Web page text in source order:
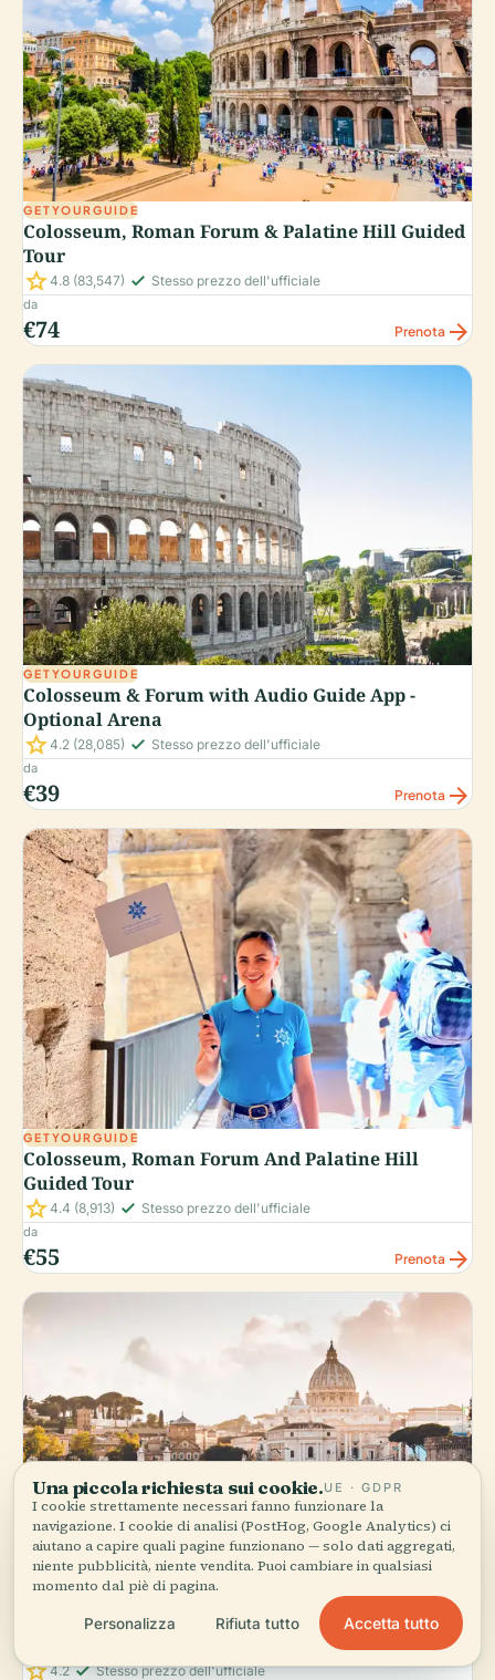
GETYOURGUIDE
Colosseum, Roman Forum & Palatine Hill Guided
Tour
star4.8 (83,547) check_small Stesso prezzo dell'ufficiale
da
€74 Prenota arrow_forward
GETYOURGUIDE
Colosseum & Forum with Audio Guide App -
Optional Arena
star4.2 (28,085) check_small Stesso prezzo dell'ufficiale
da
€39 Prenota arrow_forward
GETYOURGUIDE
Colosseum, Roman Forum And Palatine Hill
Guided Tour
star4.4 (8,913) check_small Stesso prezzo dell'ufficiale
da
€55 Prenota arrow_forward
Vatican Museums, Sistine Chapel Guided & Bus
star4.2check_smallStesso prezzo dell'ufficiale
Una piccola richiesta sui cookie.UE · GDPR
I cookie strettamente necessari fanno funzionare la
navigazione. I cookie di analisi (PostHog, Google Analytics) ci
aiutano a capire quali pagine funzionano — solo dati aggregati,
niente pubblicità, niente vendita. Puoi cambiare in qualsiasi
momento dal piè di pagina.
Personalizza Rifiuta tutto Accetta tutto